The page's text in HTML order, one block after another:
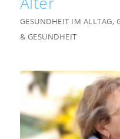
GESUNDHEIT IM ALLTAG,
& GESUNDHEIT